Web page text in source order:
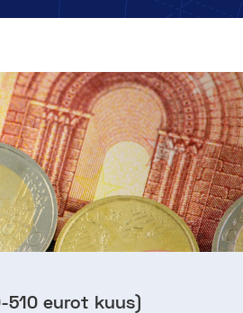
510 eurot kuus)